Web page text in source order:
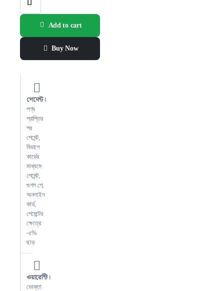
per lb
quantity
Add to cart
Buy Now
পেমেন্ট।
পণ্য
প্রাপ্তির
পর
পেমেন্ট,
বিভাগে
কার্ডের
মাধ্যমে
পেমেন্ট,
গুগল পে,
অনলাইন
কার্ড,
পেমেন্টের
ক্ষেত্রে
-৫%
ছাড়
ওয়ারেন্টি।
ভোক্তা